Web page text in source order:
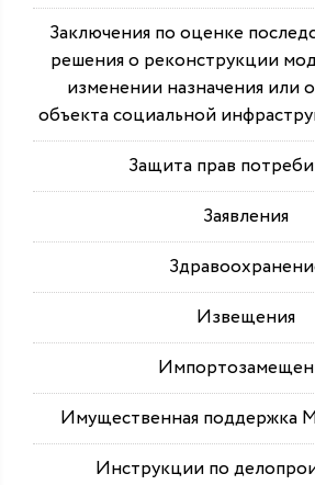
Заключения по оценке
решения о реконструкции
изменении назначения или
объекта социальной
Защита прав
Заявления
Извещения
Имущественная
Инструкции по